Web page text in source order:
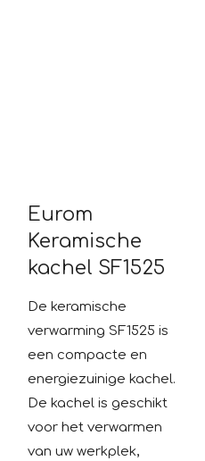
Eurom
Keramische
kachel SF1525
De keramische
verwarming SF1525 is
een compacte en
energiezuinige kachel.
De kachel is geschikt
voor het verwarmen
van uw werkplek,